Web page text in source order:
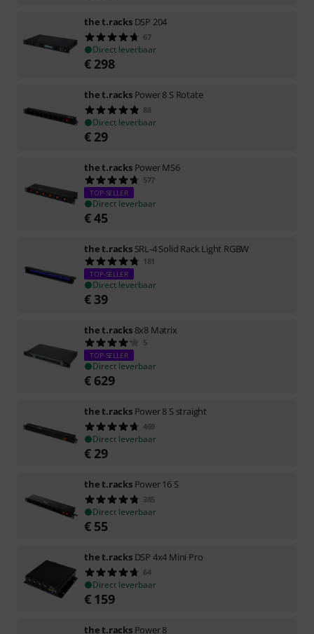
the t.racks DSP 204
67
Direct leverbaar
€ 298
the t.racks Power 8 S Rotate
88
Direct leverbaar
€ 29
the t.racks Power MS6
577
TOP-SELLER
Direct leverbaar
€45
the t.racks SRL-4 Solid Rack Light RGBW
181
TOP-SELLER
Direct leverbaar
€ 39
the t.racks 8x8 Matrix
5
TOP-SELLER
Direct leverbaar
€ 629
the t.racks Power 8 S straight
469
Direct leverbaar
€ 29
the t.racks Power 16 S
385
Direct leverbaar
€ 55
the t.racks DSP 4x4 Mini Pro
64
Direct leverbaar
€ 159
the t.racks Power 8